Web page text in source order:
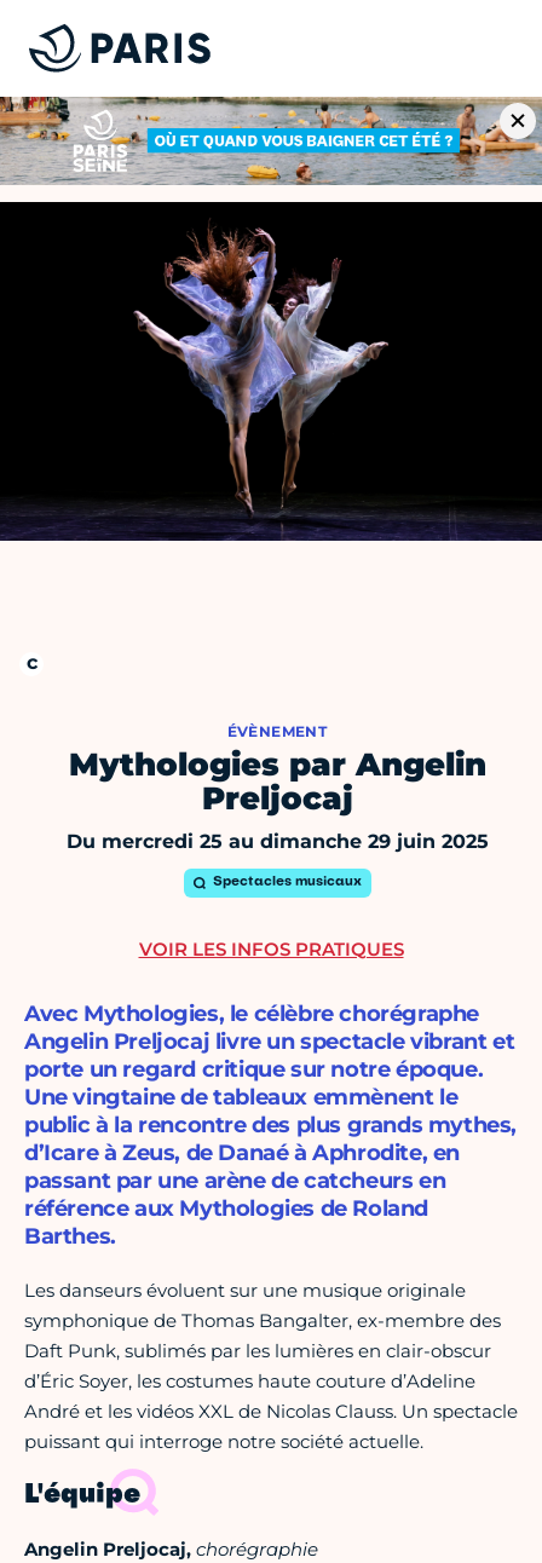
ÉVÈNEMENT
Mythologies par Angelin
Preljocaj
Du mercredi 25 au dimanche 29 juin 2025
Spectacles musicaux
Avec Mythologies, le célèbre chorégraphe
Angelin Preljocaj livre un spectacle vibrant et
porte un regard critique sur notre époque.
Une vingtaine de tableaux emmènent le
public à la rencontre des plus grands mythes,
d’Icare à Zeus, de Danaé à Aphrodite, en
passant par une arène de catcheurs en
référence aux Mythologies de Roland
Barthes.
Les danseurs évoluent sur une musique originale
symphonique de Thomas Bangalter, ex-membre des
Daft Punk, sublimés par les lumières en clair-obscur
d’Éric Soyer, les costumes haute couture d’Adeline
André et les vidéos XXL de Nicolas Clauss. Un spectacle
puissant qui interroge notre société actuelle.
L'équipe
Angelin Preljocaj, chorégraphie
VOIR LES INFOS PRATIQUES